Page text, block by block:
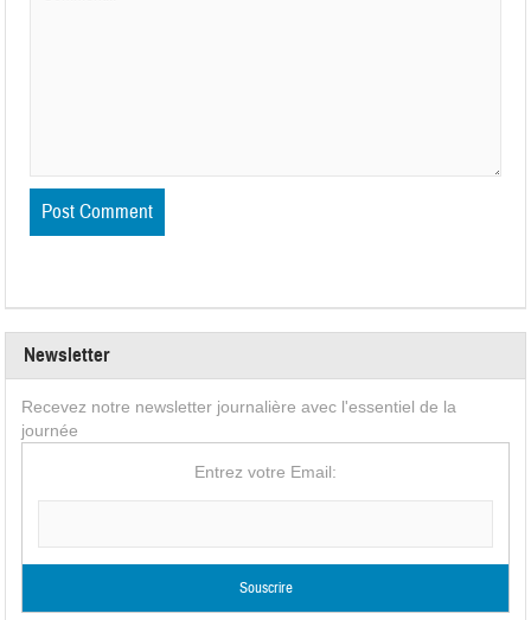
Newsletter
Recevez notre newsletter journalière avec l'essentiel de la
journée
Entrez votre Email: